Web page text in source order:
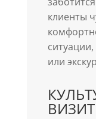
клиенты
или